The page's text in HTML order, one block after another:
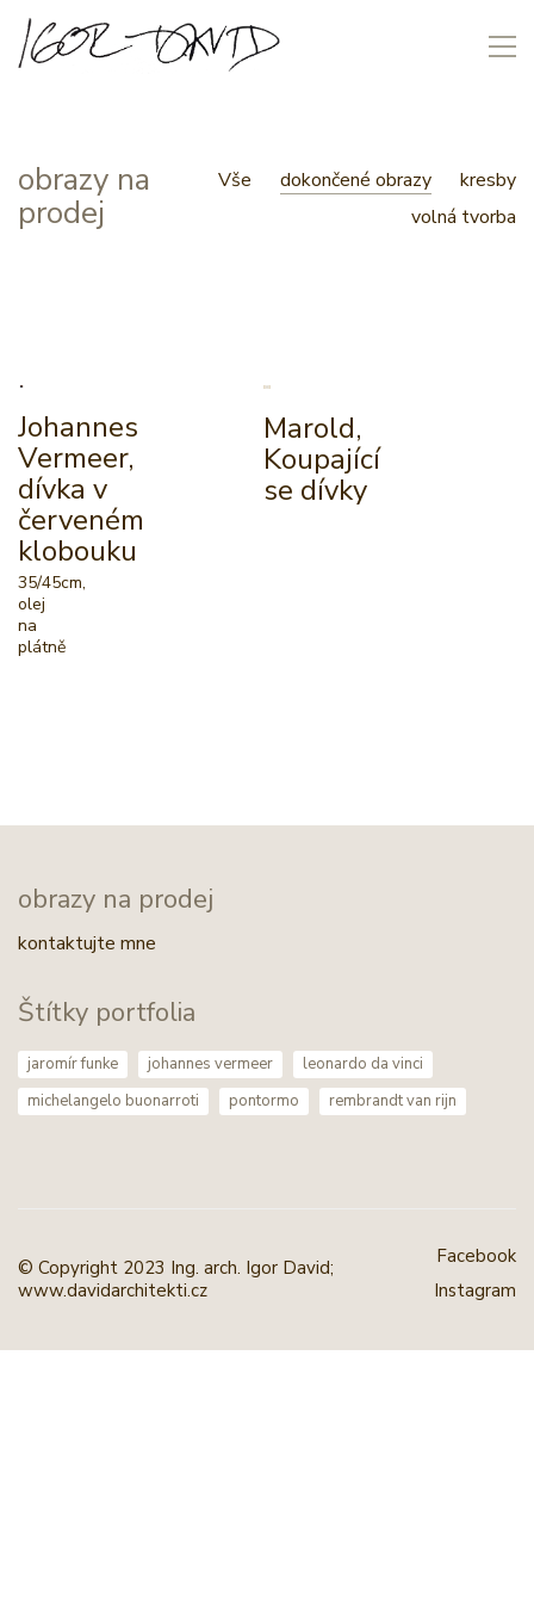
obrazy na
prodej
Vše dokončené obrazy
kresby
volná tvorba
Johannes
Vermeer,
dívka v
červeném
klobouku
35/45cm,
olej
na
plátně
Marold,
Koupající
se dívky
obrazy na prodej
kontaktujte mne
Štítky portfolia
jaromír funke johannes vermeer
leonardo da vinci
michelangelo buonarroti
pontormo rembrandt van rijn
Facebook
Instagram
© Copyright 2023 Ing. arch. Igor David;
www.davidarchitekti.cz